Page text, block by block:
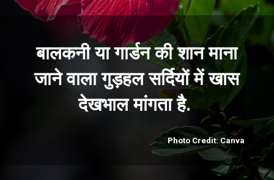
बालकनी या गार्डन की शान माना
जाने वाला गुड़हल सर्दियों में खास
देखभाल मांगता है.
Photo Credit: Canva